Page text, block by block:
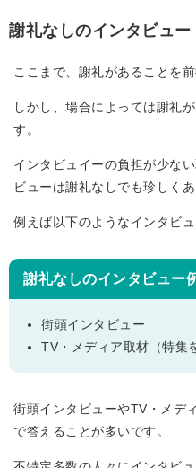
謝礼なしのインタビュー
ここまで、謝礼があることを
しかし、場合によっては謝礼
す。
インタビュイーの負担が少な
ビューは謝礼なしでも珍しくあ
例えば以下のようなインタビュ
謝礼なしのインタビュー
街頭インタビュー
TV・メディア取材（特集
街頭インタビューやTV・メデ
で答えることが多いです。